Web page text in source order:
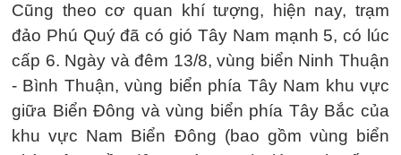
Cũng theo cơ quan khí tượng, hiện nay, trạm
đảo Phú Quý đã có gió Tây Nam mạnh 5, có lúc
cấp 6. Ngày và đêm 13/8, vùng biển Ninh Thuận
- Bình Thuận, vùng biển phía Tây Nam khu vực
giữa Biển Đông và vùng biển phía Tây Bắc của
khu vực Nam Biển Đông (bao gồm vùng biển